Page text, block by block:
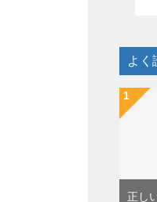
よく
正し